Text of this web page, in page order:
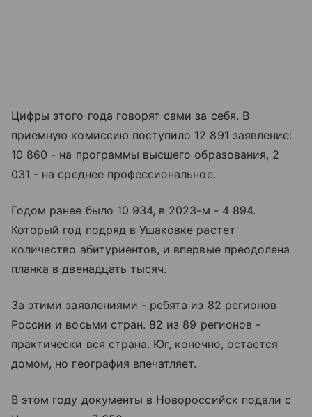
Цифры этого года говорят сами за себя. В
приемную комиссию поступило 12 891 заявление:
10 860 - на программы высшего образования, 2
031 - на среднее профессиональное.
Годом ранее было 10 934, в 2023-м - 4 894.
Который год подряд в Ушаковке растет
количество абитуриентов, и впервые преодолена
планка в двенадцать тысяч.
За этими заявлениями - ребята из 82 регионов
России и восьми стран. 82 из 89 регионов -
практически вся страна. Юг, конечно, остается
домом, но география впечатляет.
В этом году документы в Новороссийск подали с